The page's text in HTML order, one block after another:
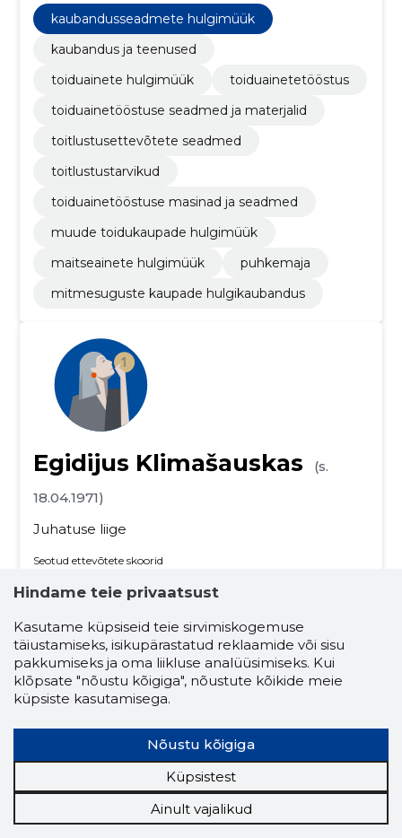
kaubandusseadmete hulgimüük
kaubandus ja teenused
toiduainete hulgimüük
toiduainetetööstus
toiduainetööstuse seadmed ja materjalid
toitlustusettevõtete seadmed
toitlustustarvikud
toiduainetööstuse masinad ja seadmed
muude toidukaupade hulgimüük
maitseainete hulgimüük
puhkemaja
mitmesuguste kaupade hulgikaubandus
Egidijus Klimašauskas
(s.
18.04.1971)
Juhatuse liige
Seotud ettevõtete skoorid
Krediidiskoor:
Maineskoor:
Aktiivseid ettevõtteid: 1
Ettevõtluskogemus (aastaid): 25
kaubandusseadmete hulgimüük
kaubandusseadmed ja tarbed
poeseadmed
jaemüügi tarkvara
kassa-ala lahendused
turvalahendused
iseseisvad kassad
Hindame teie privaatsust
Kasutame küpsiseid teie sirvimiskogemuse
täiustamiseks, isikupärastatud reklaamide või sisu
pakkumiseks ja oma liikluse analüüsimiseks. Kui
klõpsate "nõustu kõigiga", nõustute kõikide meie
küpsiste kasutamisega.
Nõustu kõigiga
Küpsistest
Ainult vajalikud